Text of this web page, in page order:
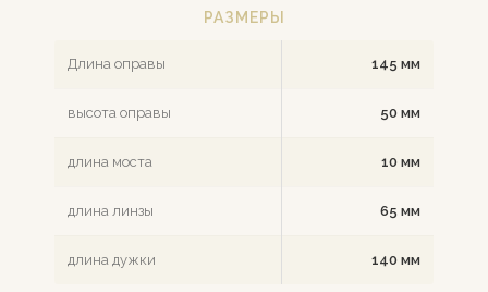
РАЗМЕРЫ
Длина оправы 145 мм
высота оправы 50 мм
длина моста 10 мм
длина линзы 65 мм
длина дужки 140 мм